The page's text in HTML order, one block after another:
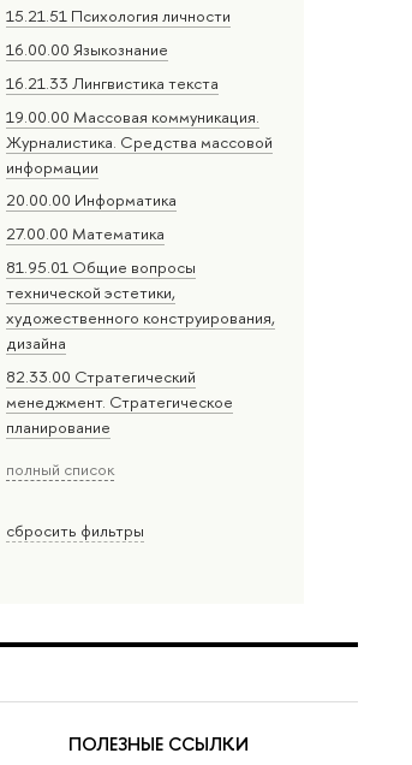
15.21.51 Психология личности
16.00.00 Языкознание
16.21.33 Лингвистика текста
19.00.00 Массовая коммуникация.
Журналистика. Средства массовой
информации
20.00.00 Информатика
27.00.00 Математика
81.95.01 Общие вопросы
технической эстетики,
художественного конструирования,
дизайна
82.33.00 Стратегический
менеджмент. Стратегическое
планирование
полный список
сбросить фильтры
ПОЛЕЗНЫЕ ССЫЛКИ